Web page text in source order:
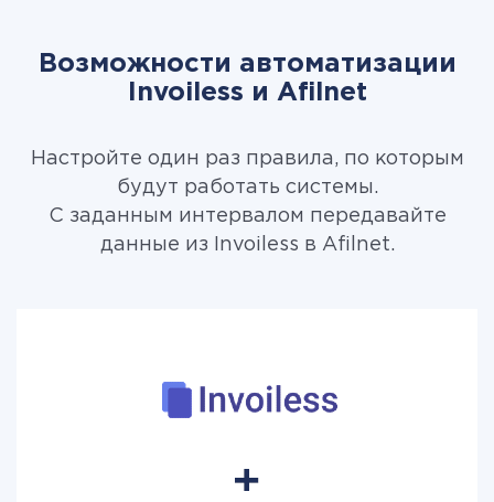
Возможности автоматизации
Invoiless и Afilnet
Настройте один раз правила, по которым
будут работать системы.
С заданным интервалом передавайте
данные из Invoiless в Afilnet.